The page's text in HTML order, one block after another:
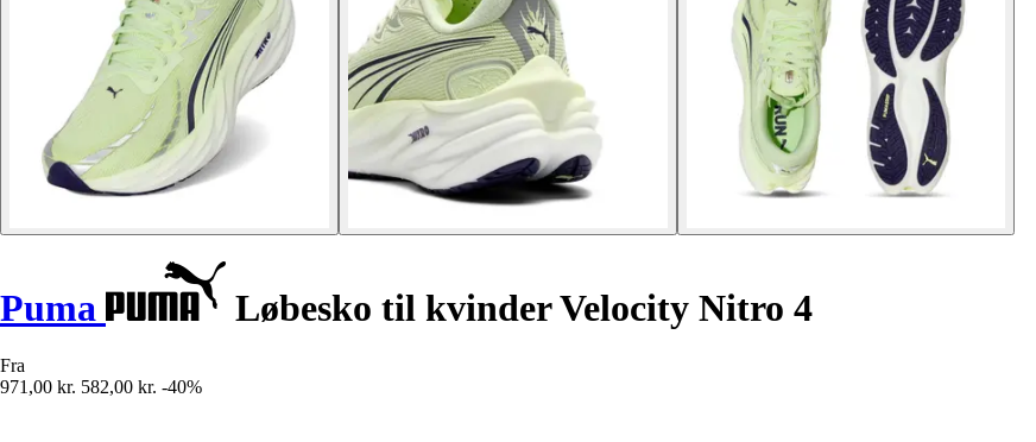
Puma Løbesko til kvinder Velocity Nitro 4
Fra
971,00 kr. 582,00 kr. -40%